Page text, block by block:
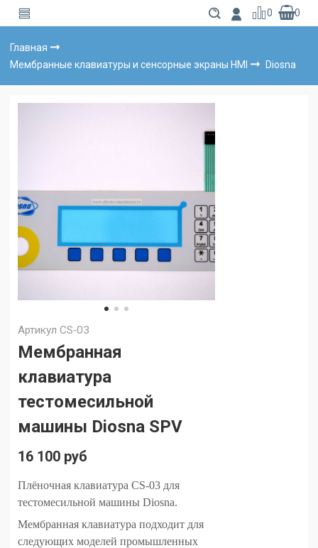
0 0
Главная
Мембранные клавиатуры и сенсорные экраны HMI
Diosna
АртикулCS‐03
Мембранная
клавиатура
тестомесильной
машины Diosna SPV
16 100 руб
Плёночная клавиатура CS‐03 для
тестомесильной машины Diosna.
Мембранная клавиатура подходит для
следующих моделей промышленных